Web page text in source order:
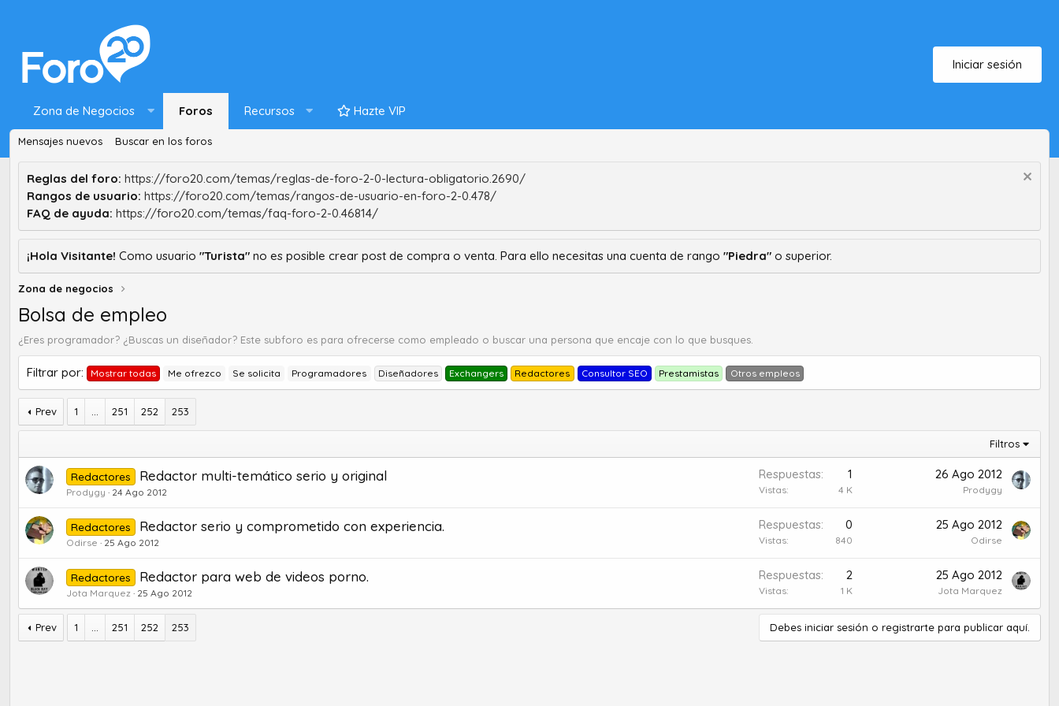
Iniciar sesión
Zona de Negocios Foros Recursos Hazte VIP
Mensajes nuevos Buscar en los foros
Reglas del foro: https://foro20.com/temas/reglas-de-foro-2-0-lectura-obligatorio.2690/
Rangos de usuario: https://foro20.com/temas/rangos-de-usuario-en-foro-2-0.478/
FAQ de ayuda: https://foro20.com/temas/faq-foro-2-0.46814/
¡Hola Visitante! Como usuario "Turista" no es posible crear post de compra o venta. Para ello necesitas una cuenta de rango "Piedra" o superior.
Zona de negocios
Bolsa de empleo
¿Eres programador? ¿Buscas un diseñador? Este subforo es para ofrecerse como empleado o buscar una persona que encaje con lo que busques.
Filtrar por: Mostrar todas Me ofrezco Se solicita Programadores Diseñadores Exchangers Redactores Consultor SEO Prestamistas Otros empleos
Prev 1 251 252 253
Filtros
Redactores Redactor multi-temático serio y original
Prodygy 24 Ago 2012
Respuestas 1
Vistas 4 K
26 Ago 2012
Prodygy
Redactores Redactor serio y comprometido con experiencia.
Odirse 25 Ago 2012
Respuestas 0
Vistas 840
25 Ago 2012
Odirse
Redactores Redactor para web de videos porno.
Jota Marquez 25 Ago 2012
Respuestas 2
Vistas 1 K
25 Ago 2012
Jota Marquez
Prev 1 251 252 253 Debes iniciar sesión o registrarte para publicar aquí.